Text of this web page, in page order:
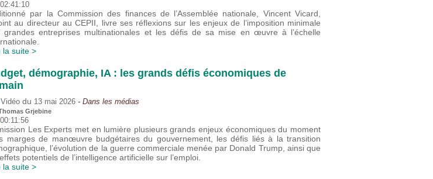
02:41:10
par la Commission des finances de l’Assemblée nationale, Vincent Vicard,
au directeur au CEPII, livre ses réflexions sur les enjeux de l’imposition minimale
grandes entreprises multinationales et les défis de sa mise en œuvre à l’échelle
la suite >
démographie, IA : les grands défis économiques de
Vidéo du 13 mai 2026 - Dans les médias
Grjebine
00:11:56
Les Experts met en lumière plusieurs grands enjeux économiques du moment
marges de manœuvre budgétaires du gouvernement, les défis liés à la transition
l’évolution de la guerre commerciale menée par Donald Trump, ainsi que
potentiels de l’intelligence artificielle sur l’emploi.
la suite >